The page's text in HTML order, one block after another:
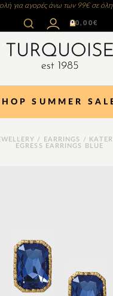
για αγορές άνω των 99€ σε
00,00€
SUMMER
/ EARRINGS
/
EGRESS EARRINGS BLUE